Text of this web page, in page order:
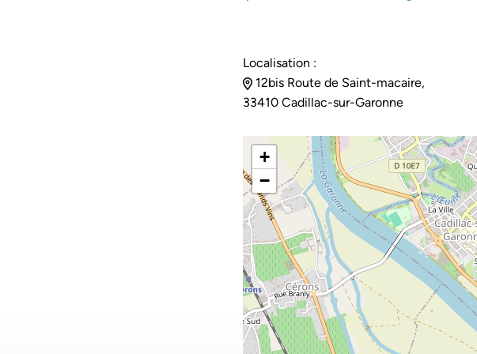
Localisation :
12bis Route de Saint-macaire,
33410 Cadillac-sur-Garonne
+
−